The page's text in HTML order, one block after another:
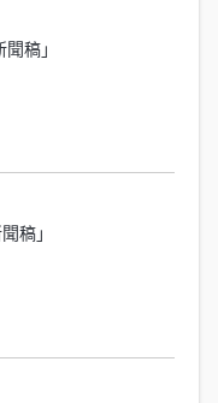
稿」
稿」